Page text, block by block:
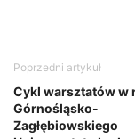
Poprzedni artykuł
Cykl warsztatów w
Górnośląsko-
Zagłębiowskiego